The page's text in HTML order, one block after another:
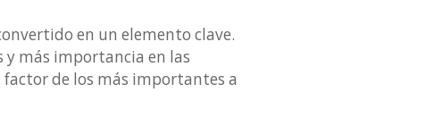
en un elemento clave.
y más importancia en las
de los más importantes a